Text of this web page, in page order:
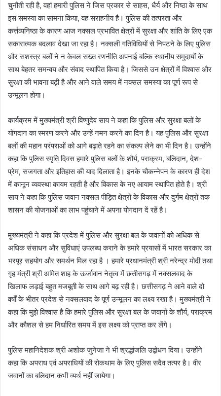
चुनौती रही है, वहां हमारी पुलिस ने जिस प्रकार से साहस, धैर्य और निष्ठा के साथ
इस समस्या का सामना किया, वह सराहनीय है। पुलिस की तत्परता और
कर्त्तव्यनिष्ठा के कारण आज नक्सल प्रभावित क्षेत्रों में सुरक्षा और शांति के लिए एक
सकारात्मक बदलाव देखा जा रहा है। नक्सली गतिविधियों से निपटने के लिए पुलिस
और सशस्त्र बलों ने न केवल सख्त रणनीति अपनाई बल्कि स्थानीय समुदायों के
साथ बेहतर समन्वय और संवाद स्थापित किया है। जिससे उन क्षेत्रों में विश्वास और
सुरक्षा की भावना बढ़ी है और आने वाले समय में नक्सल समस्या का पूर्ण रूप से
उन्मूलन होगा।
कार्यक्रम में मुख्यमंत्री श्री विष्णुदेव साय ने कहा कि पुलिस और सुरक्षा बलों के
योगदान का स्मरण करने और उन्हें नमन करने का दिन है। यह पुलिस और सुरक्षा
बलों की महान परंपराओं को आगे बढ़ाते रहने का संकल्प लेने का भी दिन है। उन्होंने
कहा कि पुलिस स्मृति दिवस हमारे पुलिस बलों के शौर्य, पराक्रम, बलिदान, देश-
प्रेम, सजगता और इतिहास की याद दिलाता है। इनके चौकन्नेपन के कारण ही देश
में कानून व्यवस्था कायम रहती है और विकास के नए आयाम स्थापित होते है। श्री
साय ने कहा कि पुलिस जवान नक्सल पीड़ित क्षेत्रों के विकास और दुर्गम क्षेत्रों तक
शासन की योजनाओं का लाभ पहुंचाने में अपना योगदान दें रहें है।
मुख्यमंत्री ने कहा कि प्रदेश में पुलिस और सुरक्षा बल के जवानों को अधिक से
अधिक संसाधन और सुविधाएं उपलब्ध कराने के हमारे प्रयासों में भारत सरकार का
भरपूर सहयोग और समर्थन मिल रहा है । हमारे प्रधानमंत्री श्री नरेन्द्र मोदी तथा
गृह मंत्री श्री अमित शाह के ऊर्जावान नेतृत्व में छत्तीसगढ़ में नक्सलवाद के
खिलाफ लड़ाई बहुत मजबूती के साथ आगे बढ़ रही है। छत्तीसगढ़ ने आने वाले दो
वर्षों के भीतर प्रदेश से नक्सलवाद के पूर्ण उन्मूलन का लक्ष्य रखा है। मुख्यमंत्री ने
कहा कि मुझे विश्वास है कि हमारे पुलिस और सुरक्षा बल के जवानों के शौर्य, पराक्रम
और कौशल से हम निर्धारित समय में इस लक्ष्य को प्राप्त कर लेंगे।
पुलिस महानिदेशक श्री अशोक जुनेजा ने भी श्रद्धांजलि उद्बोधन दिया। उन्होंने
कहा कि अपराध एवं अपराधियों की रोकथाम के लिए पुलिस सदैव तत्पर है। वीर
जवानों का बलिदान कभी व्यर्थ नहीं जायेगा।